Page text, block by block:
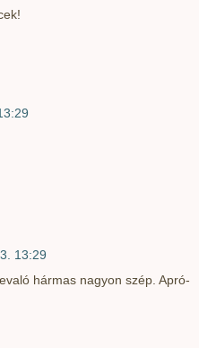
13:29
hármas nagyon szép. Apró-